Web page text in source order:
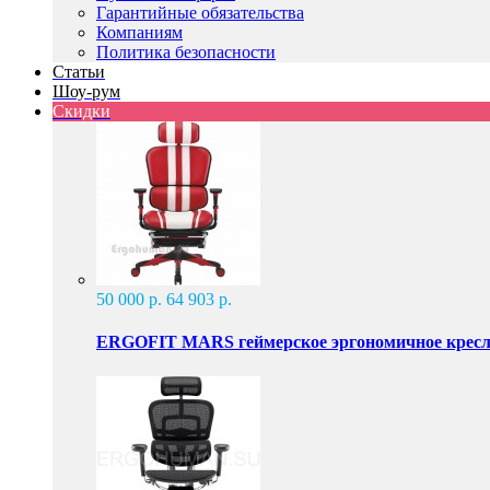
Гарантийные обязательства
Компаниям
Политика безопасности
Статьи
Шоу-рум
Скидки
50 000 р. 64 903 р.
ERGOFIT MARS геймерское эргономичное